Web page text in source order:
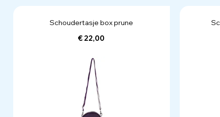
Schoudertasje box prune
€ 22,00